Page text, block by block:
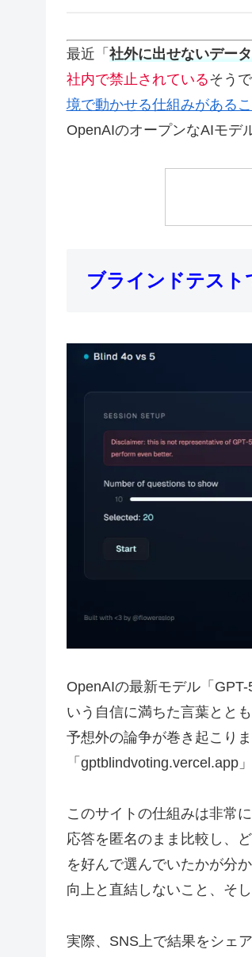
最近「 社外に出せないデー
社内で禁止されているそう
境で動かせる仕組みがある
OpenAIのオープンなAIモデ
ブラインドテスト
OpenAIの最新モデル「
いう自信に満ちた言葉とと
予想外の論争が巻き起こり
「gptblindvoting.vercel.app
このサイトの仕組みは非常
応答を匿名のまま比較し、
を好んで選んでいたかが分
向上と直結しないこと、そ
実際、SNS上で結果をシェ